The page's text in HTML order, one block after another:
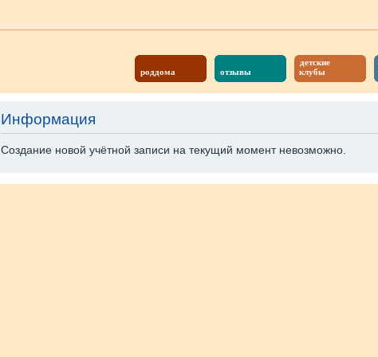
роддома отзывы
детские
клубы
Информация
Создание новой учётной записи на текущий момент невозможно.